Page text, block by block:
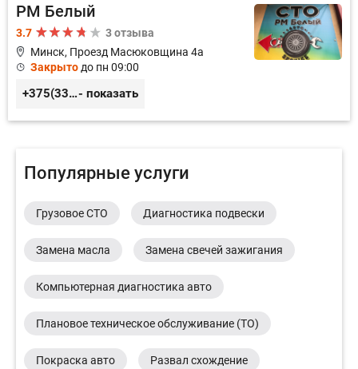
РМ Белый
3.7
3 отзыва
Минск, Проезд Масюковщина 4а
Закрыто до пн 09:00
+375(33)3-300-200- показать
Популярные услуги
Грузовое СТО Диагностика подвески
Замена масла Замена свечей зажигания
Компьютерная диагностика авто
Плановое техническое обслуживание (ТО)
Покраска авто Развал схождение